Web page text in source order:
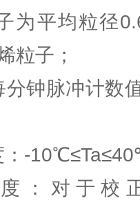
平均粒径
粒子；
钟脉冲计数
：-
：对于校